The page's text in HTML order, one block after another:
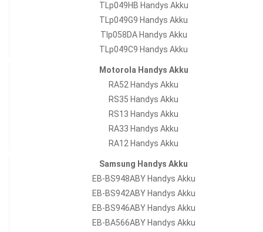
TLp049HB Handys Akku
TLp049G9 Handys Akku
Tlp058DA Handys Akku
TLp049C9 Handys Akku
Motorola Handys Akku
RA52 Handys Akku
RS35 Handys Akku
RS13 Handys Akku
RA33 Handys Akku
RA12 Handys Akku
Samsung Handys Akku
EB-BS948ABY Handys Akku
EB-BS942ABY Handys Akku
EB-BS946ABY Handys Akku
EB-BA566ABY Handys Akku